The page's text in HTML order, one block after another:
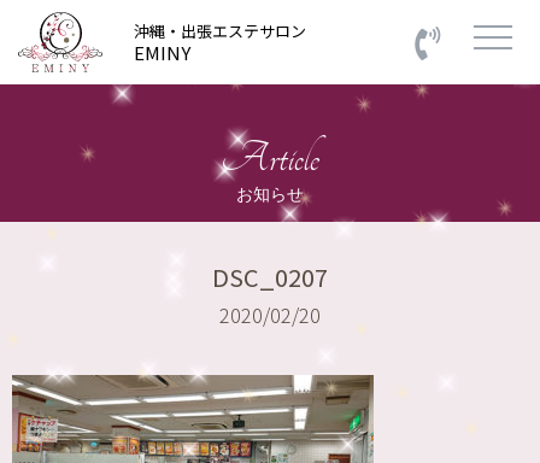
沖縄・出張エステサロン
EMINY
Article
お知らせ
DSC_0207
2020/02/20